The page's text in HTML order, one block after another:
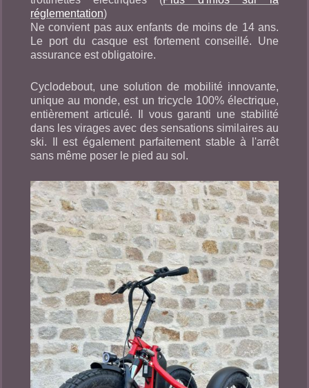
réglementation)
Ne convient pas aux enfants de moins de 14 ans.
Le port du casque est fortement conseillé. Une
assurance est obligatoire.
Cyclodebout, une solution de mobilité innovante,
unique au monde, est un tricycle 100% électrique,
entièrement articulé. Il vous garanti une stabilité
dans les virages avec des sensations similaires au
ski. Il est également parfaitement stable à l'arrêt
sans même poser le pied au sol.